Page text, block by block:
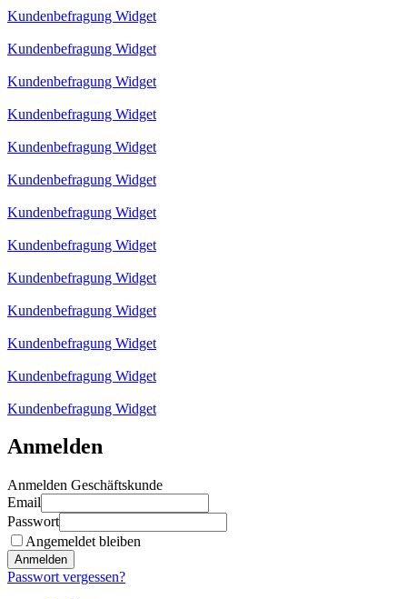
Kundenbefragung Widget
Kundenbefragung Widget
Kundenbefragung Widget
Kundenbefragung Widget
Kundenbefragung Widget
Kundenbefragung Widget
Kundenbefragung Widget
Kundenbefragung Widget
Kundenbefragung Widget
Kundenbefragung Widget
Kundenbefragung Widget
Kundenbefragung Widget
Kundenbefragung Widget
Anmelden
Anmelden Geschäftskunde
Email
Passwort
Angemeldet bleiben
Anmelden
Passwort vergessen?